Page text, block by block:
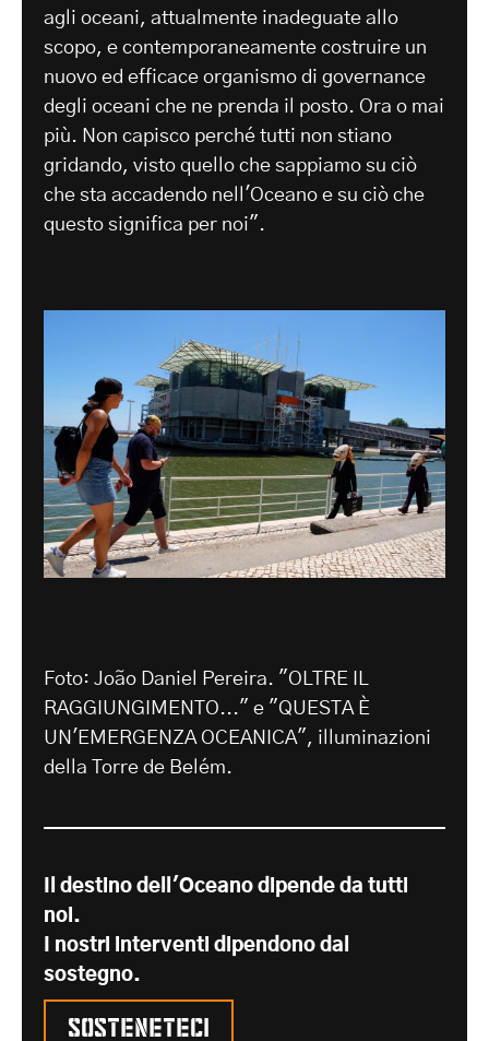
agli oceani, attualmente inadeguate allo
scopo, e contemporaneamente costruire un
nuovo ed efficace organismo di governance
degli oceani che ne prenda il posto. Ora o mai
più. Non capisco perché tutti non stiano
gridando, visto quello che sappiamo su ciò
che sta accadendo nell'Oceano e su ciò che
questo significa per noi".
Foto: João Daniel Pereira. "OLTRE IL
RAGGIUNGIMENTO..." e "QUESTA È
UN'EMERGENZA OCEANICA", illuminazioni
della Torre de Belém.
Il destino dell'Oceano dipende da tutti
noi.
I nostri interventi dipendono dal
sostegno.
Sosteneteci